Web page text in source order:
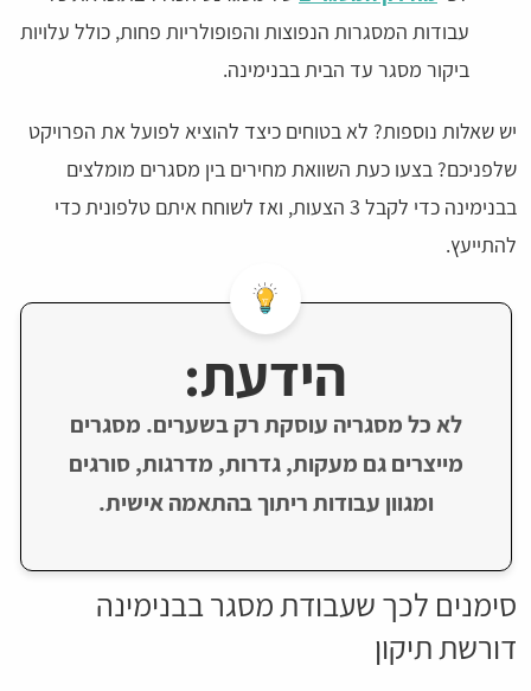
עבודות המסגרות הנפוצות והפופולריות פחות, כולל עלויות
ביקור מסגר עד הבית בבנימינה.
יש שאלות נוספות? לא בטוחים כיצד להוציא לפועל את הפרויקט
שלפניכם? בצעו כעת השוואת מחירים בין מסגרים מומלצים
בבנימינה כדי לקבל 3 הצעות, ואז לשוחח איתם טלפונית כדי
להתייעץ.
הידעת:
לא כל מסגריה עוסקת רק בשערים. מסגרים
מייצרים גם מעקות, גדרות, מדרגות, סורגים
ומגוון עבודות ריתוך בהתאמה אישית.
סימנים לכך שעבודת מסגר בבנימינה
דורשת תיקון